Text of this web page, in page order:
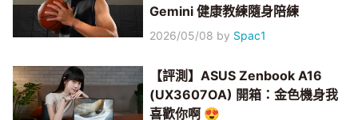
Gemini 健康教練隨身陪練
2026/05/08 by Spac1
【評測】ASUS Zenbook A16
(UX3607OA) 開箱：金色機身我
喜歡你啊 😍